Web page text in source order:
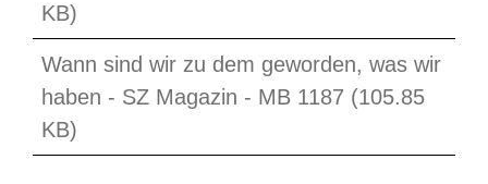
KB)
Wann sind wir zu dem geworden, was wir
haben - SZ Magazin - MB 1187 (105.85
KB)